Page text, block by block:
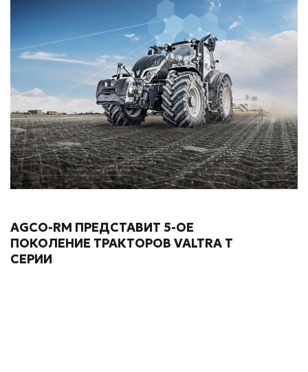
AGCO-RM ПРЕДСТАВИТ 5-ОЕ
ПОКОЛЕНИЕ ТРАКТОРОВ VALTRA T
СЕРИИ